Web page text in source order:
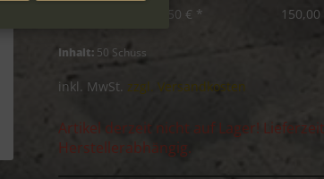
7,50 € *
Inhalt: 50 Schuss
inkl. MwSt. zzgl. Versandkosten
Artikel derzeit nicht auf Lager!
Herstellerabhängig.